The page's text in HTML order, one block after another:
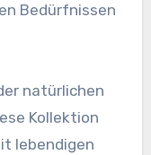
Bedürfnissen
natürlichen
Kollektion
lebendigen